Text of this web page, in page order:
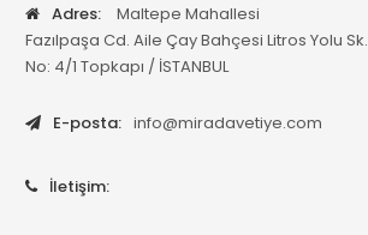
Adres:
Maltepe Mahallesi
Fazılpaşa Cd. Aile Çay Bahçesi Litros Yolu Sk.
No: 4/1 Topkapı / İSTANBUL
E-posta: info@miradavetiye.com
İletişim: